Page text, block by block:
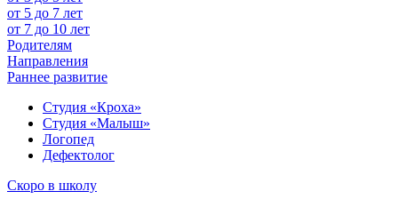
от 5 до 7 лет
от 7 до 10 лет
Родителям
Направления
Раннее развитие
Студия «Кроха»
Студия «Малыш»
Логопед
Дефектолог
Скоро в школу